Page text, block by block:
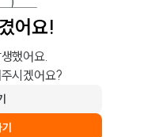
어요!
했어요.
시겠어요?